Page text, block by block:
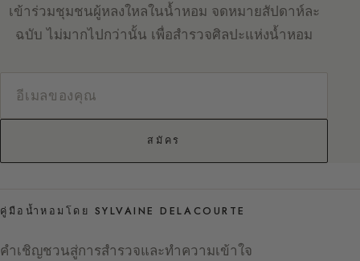
เข้าร่วมชุมชนผู้หลงใหลในน้ำหอม จดหมายสัปดาห์ละ
ฉบับ ไม่มากไปกว่านั้น เพื่อสำรวจศิลปะแห่งน้ำหอม
สมัคร
คู่มือน้ำหอมโดย SYLVAINE DELACOURTE
คำเชิญชวนสู่การสำรวจและทำความเข้าใจ